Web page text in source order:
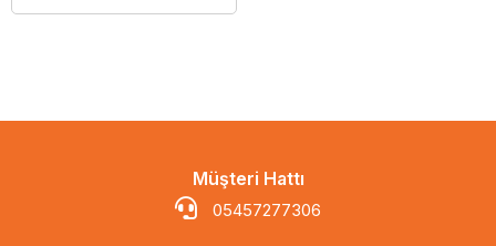
Müşteri Hattı
05457277306